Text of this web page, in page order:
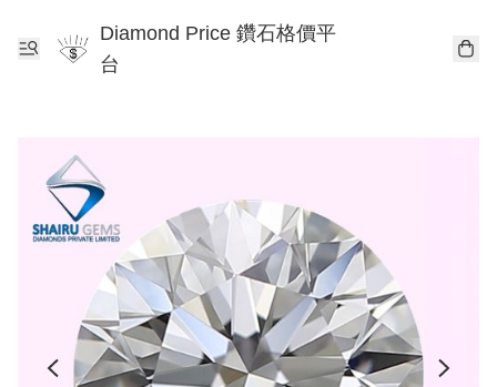
Diamond Price 鑽石格價平
台